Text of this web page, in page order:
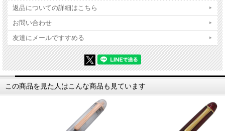
返品についての詳細はこちら
お問い合わせ
友達にメールですすめる
この商品を見た人はこんな商品も見ています